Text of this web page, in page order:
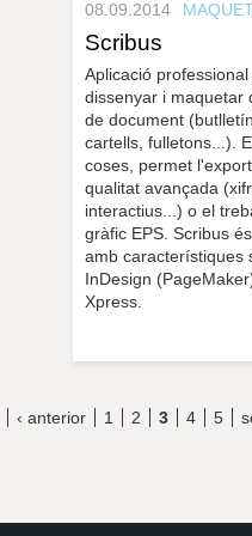
08.09.2014
Scribus
Aplicació professional
dissenyar i maquetar
de document
cartells, fulletons...).
coses, permet
qualitat avançada
interactius...) o el
gràfic EPS. Scribus
amb característiques
InDesign
Xpress.
‹ anterior 1 2 3 4 5